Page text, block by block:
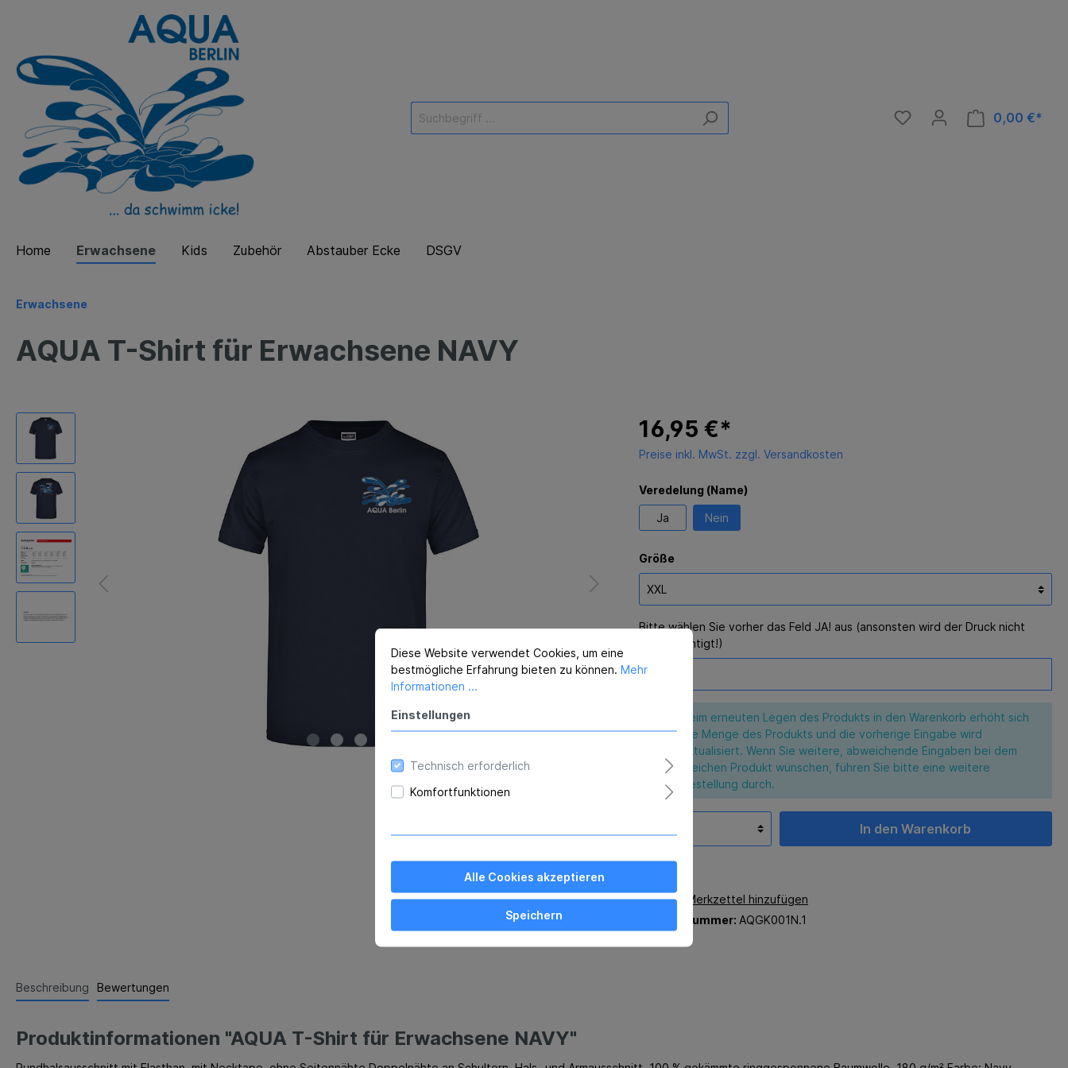
0,00 €*
Home Erwachsene Kids Zubehör Abstauber Ecke DSGV
Impressum AGB
Erwachsene
AQUA T-Shirt für Erwachsene NAVY
16,95 €*
Preise inkl. MwSt. zzgl. Versandkosten
Veredelung (Name)
Ja Nein
Größe
Bitte wählen Sie vorher das Feld JA! aus (ansonsten wird der Druck nicht
berücksichtigt!)
Beim erneuten Legen des Produkts in den Warenkorb erhöht sich
die Menge des Produkts und die vorherige Eingabe wird
aktualisiert. Wenn Sie weitere, abweichende Eingaben bei dem
gleichen Produkt wünschen, führen Sie bitte eine weitere
Bestellung durch.
In den Warenkorb
Zum Merkzettel hinzufügen
Produktnummer: AQGK001N.1
Beschreibung Bewertungen
Produktinformationen "AQUA T-Shirt für Erwachsene NAVY"
Diese Website verwendet Cookies, um eine
bestmögliche Erfahrung bieten zu können. Mehr
Informationen ...
Einstellungen
Technisch erforderlich
Komfortfunktionen
Alle Cookies akzeptieren
Speichern